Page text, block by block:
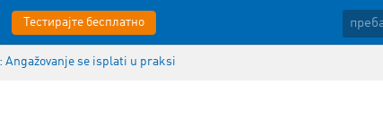
Тестирајте бесплатно
se isplati u praksi